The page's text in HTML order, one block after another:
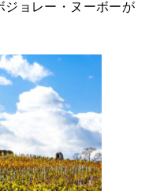
ジョレー・ヌーボーが